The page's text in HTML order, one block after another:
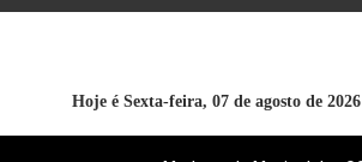
Hoje é Sexta-feira, 07 de agosto de 2026